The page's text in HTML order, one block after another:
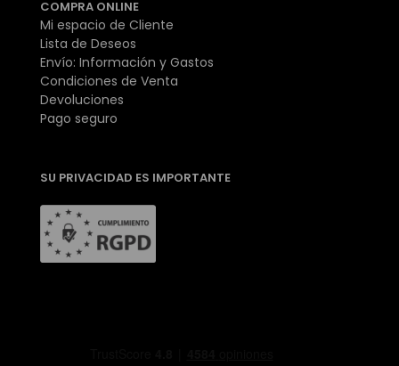
COMPRA ONLINE
Mi espacio de Cliente
Lista de Deseos
Envío: Información y Gastos
Condiciones de Venta
Devoluciones
Pago seguro
SU PRIVACIDAD ES IMPORTANTE